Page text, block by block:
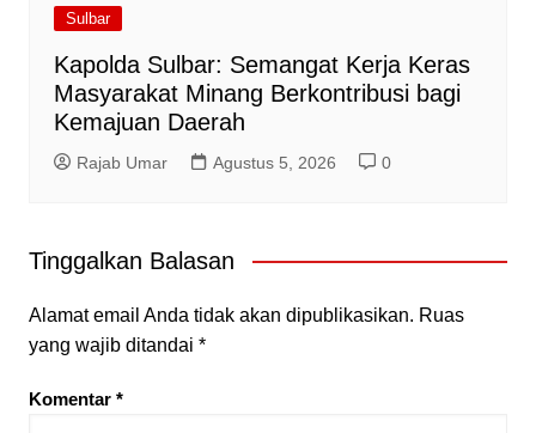
Sulbar
Kapolda Sulbar: Semangat Kerja Keras
Masyarakat Minang Berkontribusi bagi
Kemajuan Daerah
Rajab Umar Agustus 5, 2026 0
Tinggalkan Balasan
Alamat email Anda tidak akan dipublikasikan. Ruas
yang wajib ditandai *
Komentar *